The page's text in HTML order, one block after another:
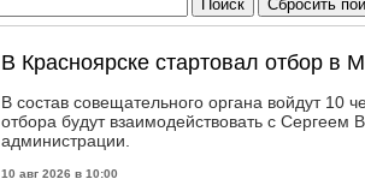
В Красноярске стартовал отбор
В состав совещательного органа войдут 10
отбора будут взаимодействовать с Сергеем
администрации.
10 авг 2026 в 10:00